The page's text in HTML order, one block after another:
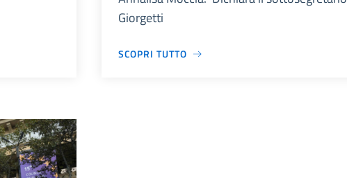
Giorgetti
SCOPRI TUTTO